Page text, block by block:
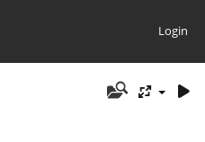
Login